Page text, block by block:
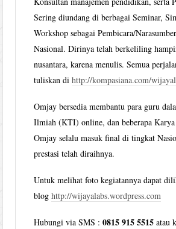
Sering diundang di berbagai Seminar,
Workshop sebagai Pembicara/
Nasional. Dirinya telah berkeliling
nusantara, karena menulis. Semua
tuliskan dihttp://kompasiana.com/
Omjay bersedia membantu para guru
Ilmiah (KTI) online, dan beberapa
Omjay selalu masuk final di tingkat
prestasi telah diraihnya.
Untuk melihat foto kegiatannya dapat
bloghttp://wijayalabs.wordpress.com
Hubungi via SMS :0815 915 5515 atau